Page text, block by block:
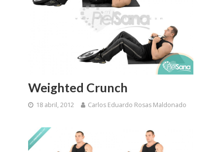
Weighted Crunch
18 abril, 2012 Carlos Eduardo Rosas Maldonado